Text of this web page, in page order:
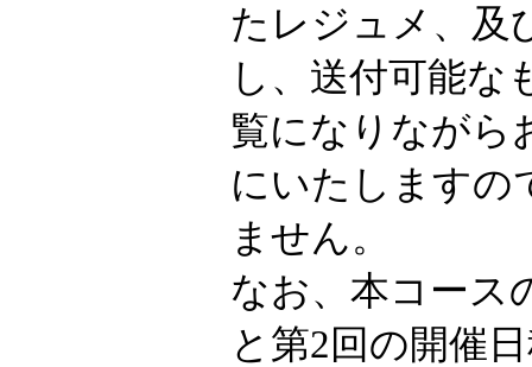
たレジュメ、及
し、送付可能な
覧になりながら
にいたしますの
ません。
なお、本コース
と第2回の開催